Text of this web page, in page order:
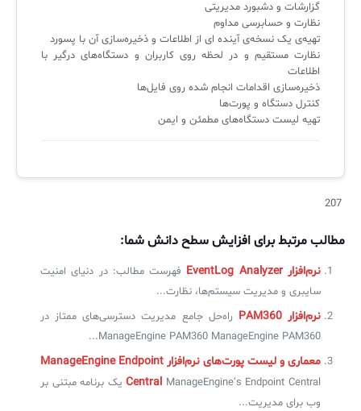
گزارشات و دشبورد مدیریتی
نظارت و حسابرسی مداوم
تهیه‌ی یک نسخه‌ی آینده ای از اطلاعات و ذخیره‌سازی آن با پسورد
نظارت مستقیم و در لحظه روی کاربران و دستگاه‌های درگیر با
اطلاعات
ذخیره‌سازی اقدامات انجام شده روی فایل‌ها
کنترل دستگاه و پورت‌‌ها
تهیه لیست دستگاه‌های مطمئن و ایمن
207
مطالب مرتبط برای افزایش سطح دانش شما:
نرم‌افزار EventLog Analyzer
فهرست مطالب: در دنیای امنیت
سایبری و مدیریت سیستم‌ها، نظارت...
نرم‌افزار PAM360
راه‌حل جامع مدیریت دسترسی‌های ممتاز در
ManageEngine PAM360 ManageEngine PAM360...
معماری و لیست پورت‌های نرم‌افزار ManageEngine Endpoint
CentralManageEngine’s Endpoint Central یک برنامه مبتنی بر
وب برای مدیریت...